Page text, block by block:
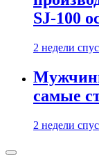
SJ-100
2 недели
самые
2 недели